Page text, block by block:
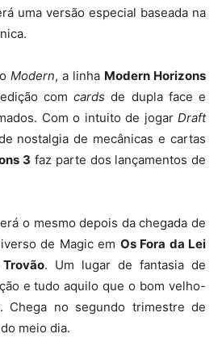
uma versão especial baseada na
Modern, a linha Modern Horizons
comcards de dupla face e
Com o intuito de jogar Draft
nostalgia de mecânicas e cartas
3 faz parte dos lançamentos de
o mesmo depois da chegada de
de Magic em Os Fora da Lei
. Um lugar de fantasia de
e tudo aquilo que o bom velho-
Chega no segundo trimestre de
meio dia.